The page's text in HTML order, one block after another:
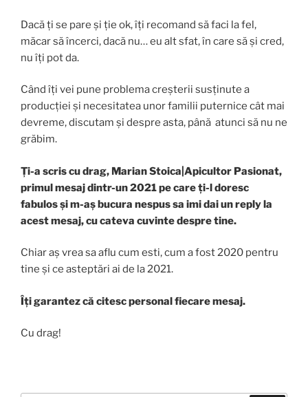
Dacă ți se pare și ție ok, îți recomand să faci la fel,
măcar să încerci, dacă nu… eu alt sfat, în care să și cred,
nu îți pot da.
Când îți vei pune problema creșterii susținute a
producției și necesitatea unor familii puternice cât mai
devreme, discutam și despre asta, până atunci să nu ne
grăbim.
Ți-a scris cu drag, Marian Stoica|Apicultor Pasionat,
primul mesaj dintr-un 2021 pe care ți-l doresc
fabulos și m-aș bucura nespus sa imi dai un reply la
acest mesaj, cu cateva cuvinte despre tine.
Chiar aș vrea sa aflu cum esti, cum a fost 2020 pentru
tine și ce asteptări ai de la 2021.
Îți garantez că citesc personal fiecare mesaj.
Cu drag!